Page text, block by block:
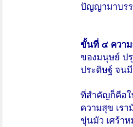
ปัญญามาบรร
ขั้นที่ ๔ ความ
ของมนุษย์ ป
ประดิษฐ์ จน
ที่สำคัญก็คือใ
ความสุข เร
ขุ่นมัว เศร้า